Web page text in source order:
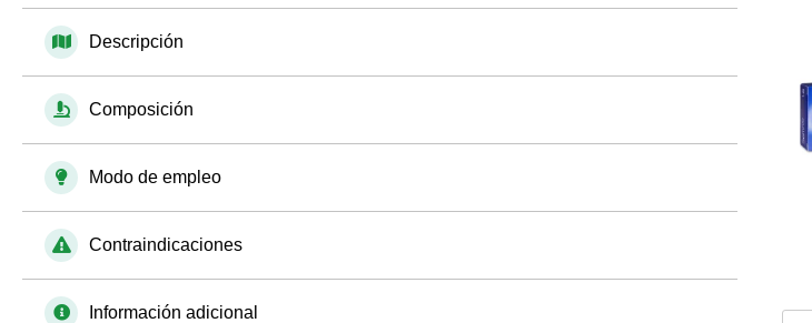
Descripción
Composición
Modo de empleo
Contraindicaciones
Información adicional